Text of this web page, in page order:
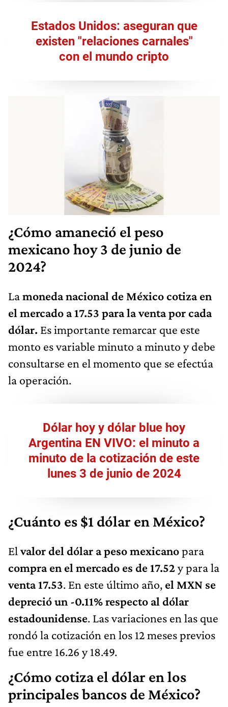
Estados Unidos: aseguran que
existen "relaciones carnales"
con el mundo cripto
¿Cómo amaneció el peso
mexicano hoy 3 de junio de
2024?
Lamoneda nacional de México cotiza en
el mercado a 17.53 para la venta por cada
dólar. Es importante remarcar que este
monto es variable minuto a minuto y debe
consultarse en el momento que se efectúa
la operación.
Dólar hoy y dólar blue hoy
Argentina EN VIVO: el minuto a
minuto de la cotización de este
lunes 3 de junio de 2024
¿Cuánto es $1 dólar en México?
Elvalor del dólar a peso mexicanopara
compra en el mercado es de 17.52y para la
venta 17.53. En este último año, el MXN se
depreció un -0.11% respecto al dólar
estadounidense. Las variaciones en las que
rondó la cotización en los 12 meses previos
fue entre 16.26 y 18.49.
¿Cómo cotiza el dólar en los
principales bancos de México?